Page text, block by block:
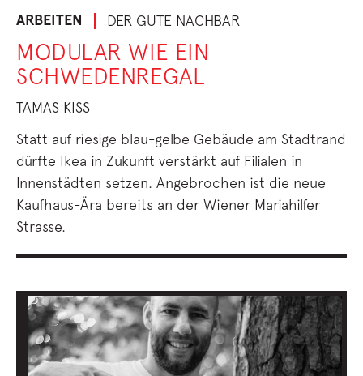
ARBEITEN DER GUTE NACHBAR
MODULAR WIE EIN
SCHWEDENREGAL
TAMAS KISS
Statt auf riesige blau-gelbe Gebäude am Stadtrand
dürfte Ikea in Zukunft verstärkt auf Filialen in
Innenstädten setzen. Angebrochen ist die neue
Kaufhaus-Ära bereits an der Wiener Mariahilfer
Strasse.